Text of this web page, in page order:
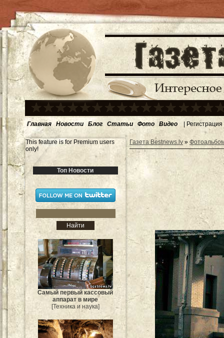
Главная Новости Блог Статьи Фото Видео | Регистрация
This feature is for Premium users
only!
Топ Новости
Самый первый кассовый
аппарат в мире
[Техника и наука]
Газета Bestnews.lv»